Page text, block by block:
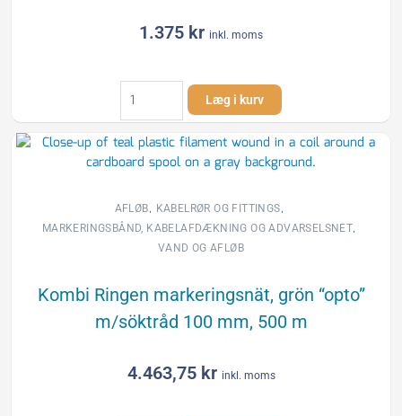
1.375 kr inkl. moms
Kabelskydd,
gul
KRAFTKABEL,
125
mm,
m
antal
Læg i kurv
AFLØB, KABELRØR OG FITTINGS,
MARKERINGSBÅND, KABELAFDÆKNING OG ADVARSELSNET,
VAND OG AFLØB
Kombi Ringen markeringsnät, grön “opto”
m/söktråd 100 mm, 500 m
4.463,75 kr inkl. moms